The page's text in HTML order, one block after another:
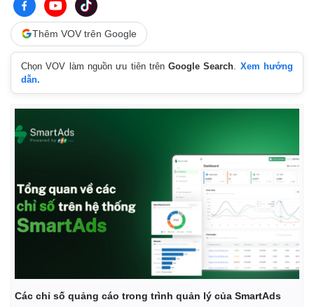
Thêm VOV trên Google
Chọn VOV làm nguồn ưu tiên trênGoogle Search
Xem hướng
dẫn.
Các chỉ số quảng cáo trong trình quản lý của SmartAds